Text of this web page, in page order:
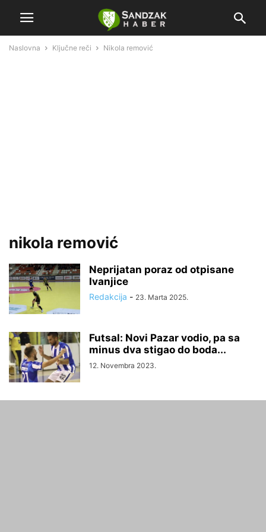
Naslovna Ključne reči Nikola remović
nikola remović
Neprijatan poraz od otpisane
Ivanjice
Redakcija - 23. Marta 2025.
Futsal: Novi Pazar vodio, pa sa
minus dva stigao do boda...
12. Novembra 2023.